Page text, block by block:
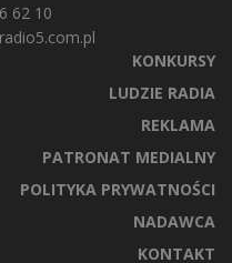
62 10
KONKURSY
LUDZIE RADIA
REKLAMA
PATRONAT MEDIALNY
POLITYKA PRYWATNOŚCI
NADAWCA
KONTAKT